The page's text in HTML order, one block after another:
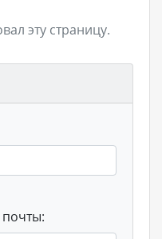
эту страницу.